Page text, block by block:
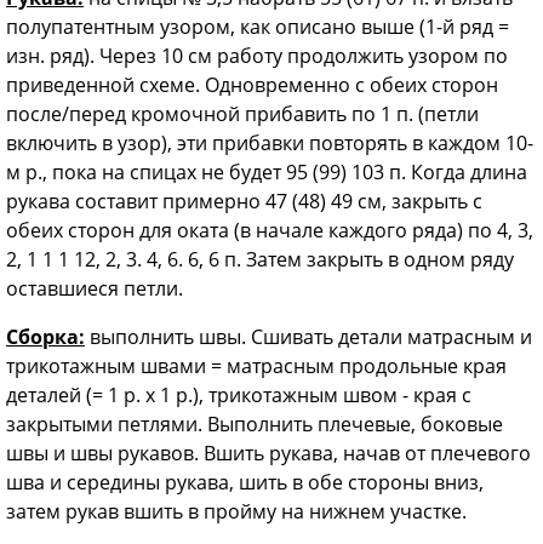
полупатентным узором, как описано выше (1-й ряд =
изн. ряд). Через 10 см работу продолжить узором по
приведенной схеме. Одновременно с обеих сторон
после/перед кромочной прибавить по 1 п. (петли
включить в узор), эти прибавки повторять в каждом 10-
м р., пока на спицах не будет 95 (99) 103 п. Когда длина
рукава составит примерно 47 (48) 49 см, закрыть с
обеих сторон для оката (в начале каждого ряда) по 4, 3,
2, 1 1 1 12, 2, 3. 4, 6. 6, 6 п. Затем закрыть в одном ряду
оставшиеся петли.
Сборка: выполнить швы. Сшивать детали матрасным и
трикотажным швами = матрасным продольные края
деталей (= 1 р. х 1 р.), трикотажным швом - края с
закрытыми петлями. Выполнить плечевые, боковые
швы и швы рукавов. Вшить рукава, начав от плечевого
шва и середины рукава, шить в обе стороны вниз,
затем рукав вшить в пройму на нижнем участке.